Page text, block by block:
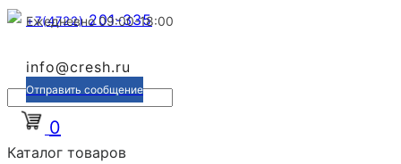
+7(4722)201-335
Ежедневно 09:00-18:00
info@cresh.ru
Отправить сообщение
0
Каталог товаров